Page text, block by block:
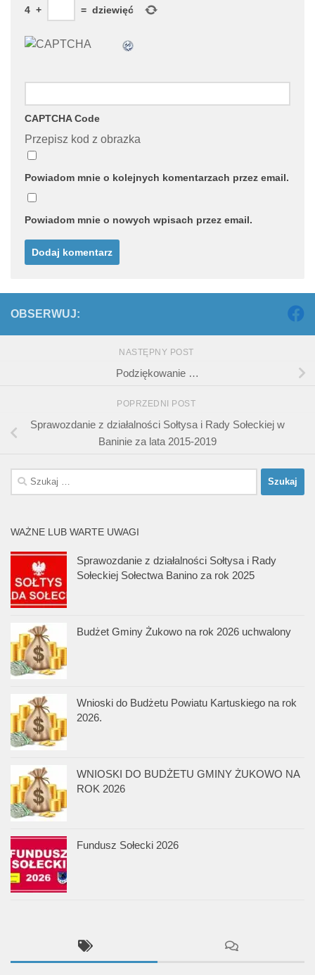
4 + = dziewięć
CAPTCHA Code
Przepisz kod z obrazka
Powiadom mnie o kolejnych komentarzach przez email.
Powiadom mnie o nowych wpisach przez email.
OBSERWUJ:
NASTĘPNY POST
Podziękowanie …
POPRZEDNI POST
Sprawozdanie z działalności Sołtysa i Rady Sołeckiej w
Baninie za lata 2015-2019
Szukaj:
WAŻNE LUB WARTE UWAGI
Sprawozdanie z działalności Sołtysa i Rady
Sołeckiej Sołectwa Banino za rok 2025
Budżet Gminy Żukowo na rok 2026 uchwalony
Wnioski do Budżetu Powiatu Kartuskiego na rok
2026.
WNIOSKI DO BUDŻETU GMINY ŻUKOWO NA
ROK 2026
Fundusz Sołecki 2026